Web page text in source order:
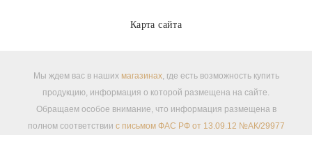
Карта сайта
Мы ждем вас в наших магазинах, где есть возможность купить
продукцию, информация о которой размещена на сайте.
Обращаем особое внимание, что информация размещена в
полном соответствии с письмом ФАС РФ от 13.09.12 №АК/29977